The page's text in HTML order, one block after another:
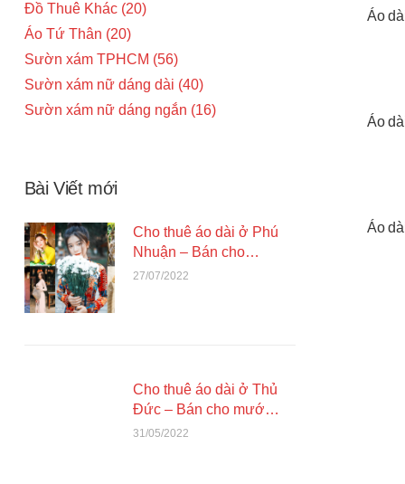
Đồ Thuê Khác 20
Áo Tứ Thân 20
Sườn xám TPHCM
56
Sườn xám nữ dáng dài 40
Sườn xám nữ dáng ngắn 16
Bài Viết mới
Cho thuê áo dài ở Phú
Nhuận – Bán cho
mướn áo dài đẹp tại
27/07/2022
Cho thuê áo dài ở Thủ
Đức – Bán cho mướn
áo dài đẹp giá rẻ tại
31/05/2022
Áo
Áo
Áo